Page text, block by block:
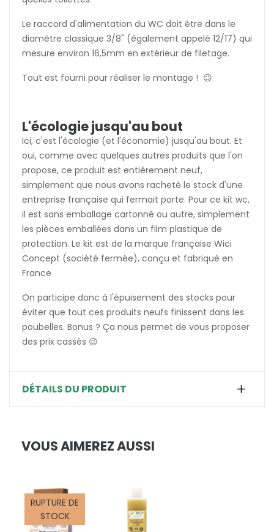
Le raccord d'alimentation du WC doit être dans le
diamètre classique 3/8" (également appelé 12/17) qui
mesure environ 16,5mm en extérieur de filetage.
Tout est fourni pour réaliser le montage ! 😉
L'écologie jusqu'au bout
Ici, c'est l'écologie (et l'économie) jusqu'au bout. Et
oui, comme avec quelques autres produits que l'on
propose, ce produit est entièrement neuf,
simplement que nous avons racheté le stock d'une
entreprise française qui fermait porte. Pour ce kit wc,
il est sans emballage cartonné ou autre, simplement
les pièces emballées dans un film plastique de
protection. Le kit est de la marque française Wici
Concept (société fermée), conçu et fabriqué en
France
On participe donc à l'épuisement des stocks pour
éviter que tout ces produits neufs finissent dans les
poubelles. Bonus ? Ça nous permet de vous proposer
des prix cassés 😉
DÉTAILS DU PRODUIT
VOUS AIMEREZ AUSSI
RUPTURE DE
STOCK